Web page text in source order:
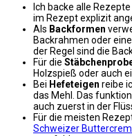
Ich backe alle
im Rezept explizit
Als Backformen
Backrahmen oder
der Regel sind die
Für die
Holzspieß oder auch
Bei Hefeteigen reibe
das Mehl. Das
auch zuerst in der
Für die meisten
Schweizer